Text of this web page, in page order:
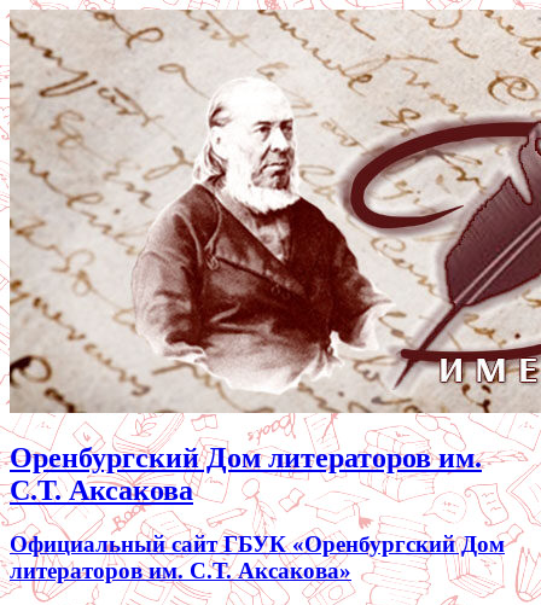
Оренбургский Дом литераторов им.
С.Т. Аксакова
Официальный сайт ГБУК «Оренбургский Дом
литераторов им. С.Т. Аксакова»